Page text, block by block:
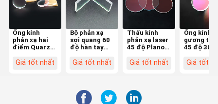
Ống kính
phản xạ hai
điểm Quarz
1064HR 60
Giá tốt nhất
Bộ phản xạ
sợi quang 60
độ hàn tay
1064HR
Giá tốt nhất
Thấu kính
phản xạ laser
45 độ Plano
650 Thạch
Giá tốt nhất
Ống kính
gương
45 độ 30 *
1064nmHR
Giá tốt